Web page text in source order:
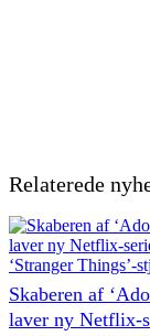
Relaterede
Skaberen af
laver ny Netflix-